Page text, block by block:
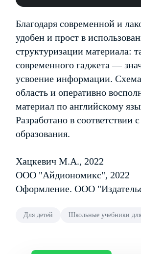
Благодаря современной и
удобен и прост в
структуризации материала:
современного гаджета —
усвоение информации.
область и оперативно
материал по английскому
Разработано в
образования.
Хацкевич М.А., 2022
ООО "Айдиономикс", 2022
Оформление. ООО
Для детей Школьные учебники